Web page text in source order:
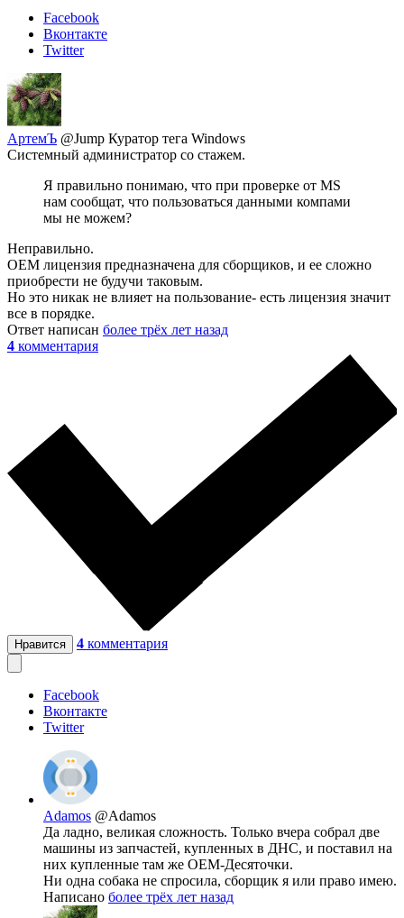
Facebook
Вконтакте
Twitter
АртемЪ @Jump Куратор тега Windows
Системный администратор со стажем.
Я правильно понимаю, что при проверке от MS
нам сообщат, что пользоваться данными компами
мы не можем?
Неправильно.
OEM лицензия предназначена для сборщиков, и ее сложно
приобрести не будучи таковым.
Но это никак не влияет на пользование- есть лицензия значит
все в порядке.
Ответ написан более трёх лет назад
4 комментария
Нравится 4 комментария
Facebook
Вконтакте
Twitter
Adamos @Adamos
Да ладно, великая сложность. Только вчера собрал две
машины из запчастей, купленных в ДНС, и поставил на
них купленные там же ОЕМ-Десяточки.
Ни одна собака не спросила, сборщик я или право имею.
Написано более трёх лет назад